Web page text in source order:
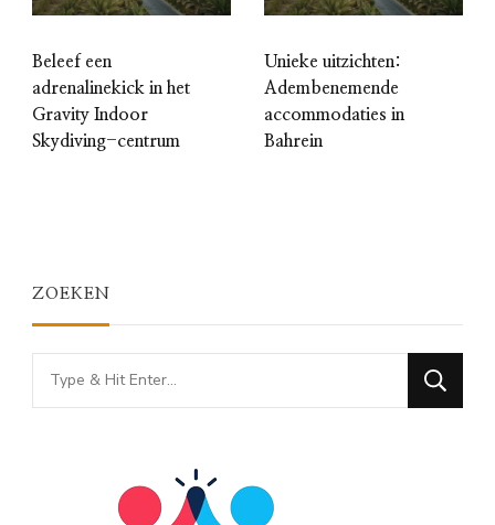
Beleef een
adrenalinekick in het
Gravity Indoor
Skydiving-centrum
Unieke uitzichten:
Adembenemende
accommodaties in
Bahrein
ZOEKEN
Looking
for